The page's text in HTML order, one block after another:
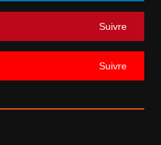
Suivre
Suivre